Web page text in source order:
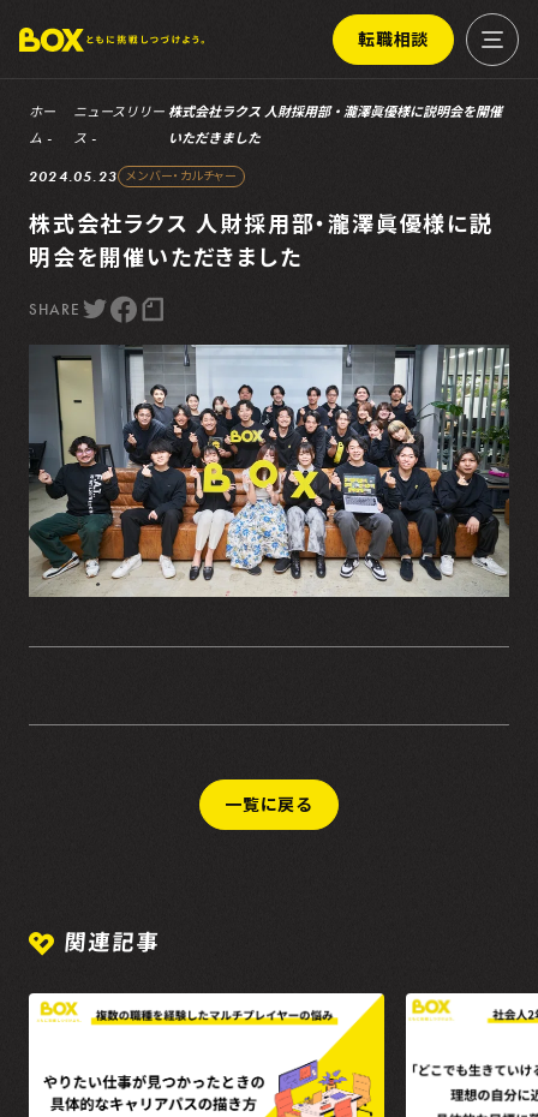
転職相談
ホー
ム
ニュースリリー
ス
株式会社ラクス 人財採用部・瀧澤眞優様に説明会を開催
いただきました
2024.05.23 メンバー・カルチャー
株式会社ラクス 人財採用部・瀧澤眞優様に説
明会を開催いただきました
SHARE
一覧に戻る
関連記事